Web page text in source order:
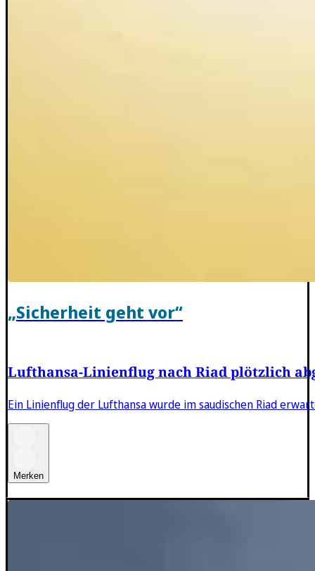
„Sicherheit geht vor“
Lufthansa-Linienflug nach Riad plötzlich
Ein Linienflug der Lufthansa wurde im saudischen Riad
Merken